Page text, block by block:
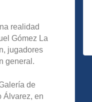
realidad
Gómez La
jugadores
general.
de
Álvarez, en